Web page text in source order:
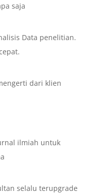
saja
Data penelitian.
dari klien
ilmiah untuk
selalu terupgrade